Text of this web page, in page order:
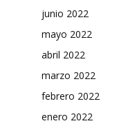
junio 2022
mayo 2022
abril 2022
marzo 2022
febrero 2022
enero 2022